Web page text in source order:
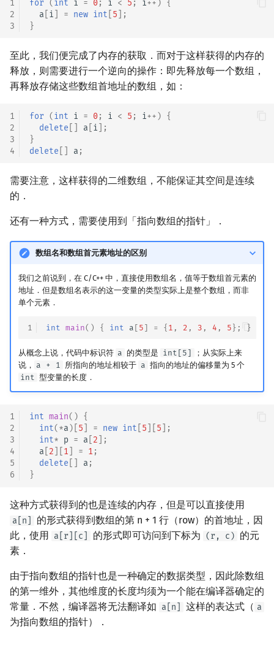
1
2
3
for ( int i = 0; i < 5 ; i++ ) {
a i = new int 5 ];
}
至此，我们便完成了内存的获取．而对于这样获得的内存的
释放，则需要进行一个逆向的操作：即先释放每一个数组，
再释放存储这些数组首地址的数组，如：
1
2
3
4
for (int i = 0; i < 5 ; i++) {
delete
a i ];
}
delete
a ;
需要注意，这样获得的二维数组，不能保证其空间是连续
的．
还有一种方式，需要使用到「指向数组的指针」．
数组名和数组首元素地址的区别
我们之前说到，在 C/C++ 中，直接使用数组名，值等于数组首元素的
地址．但是数组名表示的这一变量的类型实际上是整个数组，而非
单个元素．
1 int main() { int a [ 5 ] = { 1 , 2 , 3 , 4 , 5 }; }
从概念上说，代码中标识符 a 的类型是 int[5]
；从实际上来
说， a + 1 所指向的地址相较于 a 指向的地址的偏移量为 5 个
int 型变量的长度．
1
2
3
4
5
6
int main() {
int(*a)[ 5 = new int 5 5 ];
int* p = a 2 ];
a 2 1 = 1 ;
delete
a ;
}
这种方式获得到的也是连续的内存，但是可以直接使用
a[n]
的形式获得到数组的第 n + 1 行（row）的首地址，因
此，使用 a[r][c] 的形式即可访问到下标为 (r, c) 的元
素．
由于指向数组的指针也是一种确定的数据类型，因此除数组
的第一维外，其他维度的长度均须为一个能在编译器确定的
常量．不然，编译器将无法翻译如 a[n] 这样的表达式（ a
为指向数组的指针）．